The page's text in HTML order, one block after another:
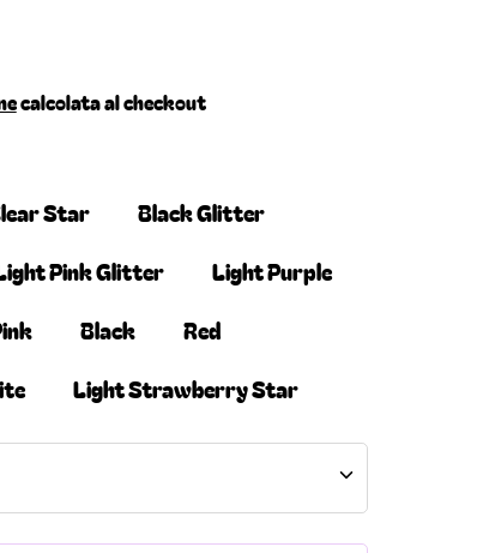
calcolata al checkout
Star
Black Glitter
Pink Glitter
Light Purple
Black
Red
Light Strawberry Star